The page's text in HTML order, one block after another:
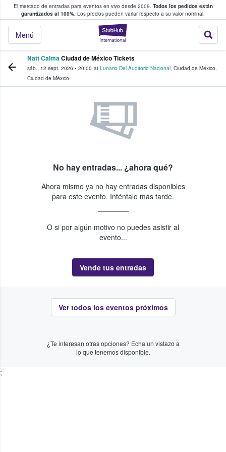
El mercado de entradas para eventos en vivo desde 2009. Todos los pedidos están
garantizados al 100%. Los precios pueden variar respecto a su valor nominal.
StubHub:
Menú
y venta de entradas entre fans
Natt CalmaCiudad de México Tickets
sáb., 12 sept. 2026 • 20:00 at Lunario Del Auditorio Nacional, Ciudad de México,
Ciudad de México
No hay entradas... ¿ahora qué?
Ahora mismo ya no hay entradas disponibles
para este evento. Inténtalo más tarde.
O si por algún motivo no puedes asistir al
evento...
Vende tus entradas
Ver todos los eventos próximos
¿Te interesan otras opciones? Echa un vistazo a
lo que tenemos disponible.
;